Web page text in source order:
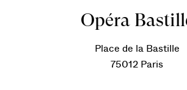
Opéra
Place de la Bastille
75012 Paris